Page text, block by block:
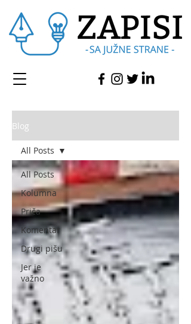
Blog
All Posts
Kolumna
Priča
Komentar
Drugi pišu
Jer je
važno
All Posts